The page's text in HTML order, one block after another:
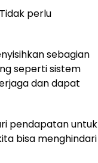
perlu
sebagian
seperti sistem
dan dapat
pendapatan untuk
bisa menghindari